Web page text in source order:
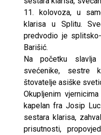
11. kolovoza, u
klarisa u Splitu.
predvodio je
Barišić.
Na početku slavlja
svećenike,
štovatelje asiške
Okupljenim
kapelan fra Josip
sestara klarisa,
prisutnosti,